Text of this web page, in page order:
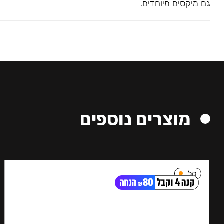
גם מיקסים מיוחדים.
מוצרים נוספים
קל